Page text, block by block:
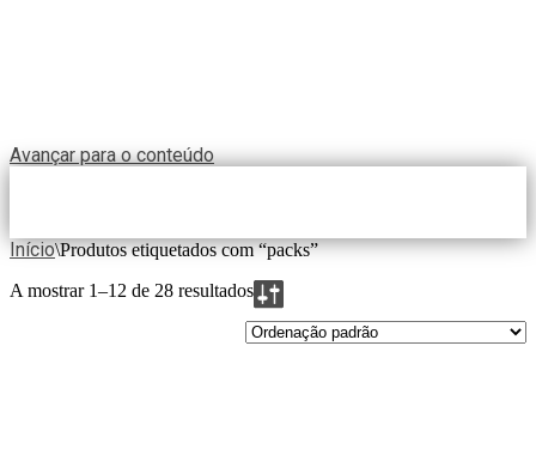
Avançar para o conteúdo
Início\Produtos etiquetados com “packs”
A mostrar 1–12 de 28 resultados